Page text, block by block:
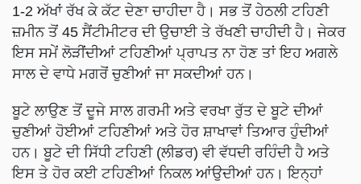
1-2 ਅੱਖਾਂ ਰੱਖ ਕੇ ਕੱਟ ਦੇਣਾ ਚਾਹੀਦਾ ਹੈ। ਸਭ ਤੋਂ ਹੇਠਲੀ ਟਹਿਣੀ
ਜ਼ਮੀਨ ਤੋਂ 45 ਸੈਂਟੀਮੀਟਰ ਦੀ ਉਚਾਈ ਤੇ ਰੱਖਣੀ ਚਾਹੀਦੀ ਹੈ। ਜੇਕਰ
ਇਸ ਸਮੇਂ ਲੋੜੀਂਦੀਆਂ ਟਹਿਣੀਆਂ ਪ੍ਰਾਪਤ ਨਾ ਹੋਣ ਤਾਂ ਇਹ ਅਗਲੇ
ਸਾਲ ਦੇ ਵਾਧੇ ਮਗਰੋਂ ਚੁਣੀਆਂ ਜਾ ਸਕਦੀਆਂ ਹਨ।
ਬੂਟੇ ਲਾਉਣ ਤੋਂ ਦੂਜੇ ਸਾਲ ਗਰਮੀ ਅਤੇ ਵਰਖਾ ਰੁੱਤ ਦੇ ਬੂਟੇ ਦੀਆਂ
ਚੁਣੀਆਂ ਹੋਈਆਂ ਟਹਿਣੀਆਂ ਅਤੇ ਹੋਰ ਸ਼ਾਖਾਵਾਂ ਤਿਆਰ ਹੁੰਦੀਆਂ
ਹਨ। ਬੂਟੇ ਦੀ ਸਿੱਧੀ ਟਹਿਣੀ (ਲੀਡਰ) ਵੀ ਵੱਧਦੀ ਰਹਿੰਦੀ ਹੈ ਅਤੇ
ਇਸ ਤੇ ਹੋਰ ਕਈ ਟਹਿਣੀਆਂ ਨਿਕਲ ਆਂਉਦੀਆਂ ਹਨ। ਇਨ੍ਹਾਂ